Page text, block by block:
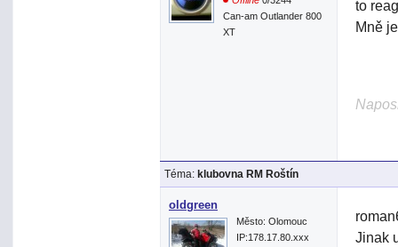
Can-am Outlander 800
XT
to
Mně
Téma: klubovna RM Roštín
oldgreen
Město: Olomouc
IP:178.17.80.xxx
Jinak